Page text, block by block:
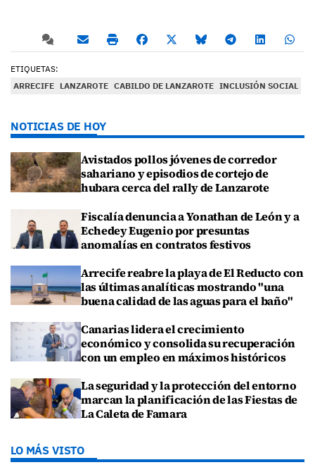
ETIQUETAS:
ARRECIFE LANZAROTE CABILDO DE LANZAROTE INCLUSIÓN SOCIAL
NOTICIAS DE HOY
Avistados pollos jóvenes de corredor
sahariano y episodios de cortejo de
hubara cerca del rally de Lanzarote
Fiscalía denuncia a Yonathan de León y a
Echedey Eugenio por presuntas
anomalías en contratos festivos
Arrecife reabre la playa de El Reducto con
las últimas analíticas mostrando "una
buena calidad de las aguas para el baño"
Canarias lidera el crecimiento
económico y consolida su recuperación
con un empleo en máximos históricos
La seguridad y la protección del entorno
marcan la planificación de las Fiestas de
La Caleta de Famara
LO MÁS VISTO